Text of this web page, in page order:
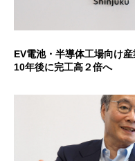
EV電池・半導体工場向け
10年後に完工高２倍へ